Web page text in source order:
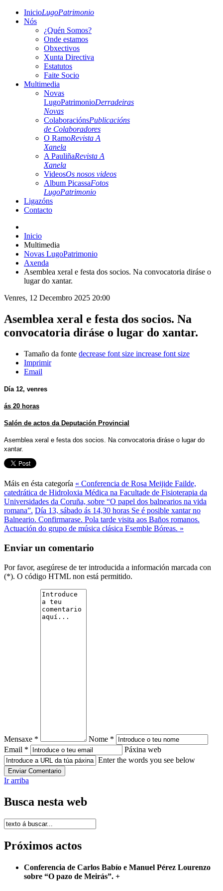
InicioLugoPatrimonio
Nós
¿Quén Somos?
Onde estamos
Obxectivos
Xunta Directiva
Estatutos
Faite Socio
Multimedia
Novas
LugoPatrimonioDerradeiras
Novas
ColaboraciónsPublicacións
de Colaboradores
O RamoRevista A
Xanela
A PauliñaRevista A
Xanela
VideosOs nosos videos
Album PicassaFotos
LugoPatrimonio
Ligazóns
Contacto
Inicio
Multimedia
Novas LugoPatrimonio
Axenda
Asemblea xeral e festa dos socios. Na convocatoria diráse o
lugar do xantar.
Venres, 12 Decembro 2025 20:00
Asemblea xeral e festa dos socios. Na
convocatoria diráse o lugar do xantar.
Tamaño da fonte decrease font size increase font size
Imprimir
Email
Día 12, venres
ás 20 horas
Salón de actos da Deputación Provincial
Asemblea xeral e festa dos socios. Na convocatoria diráse o lugar do
xantar.
Máis en ésta categoría « Conferencia de Rosa Meijide Failde,
catedrática de Hidroloxia Médica na Facultade de Fisioterapia da
Universidades da Coruña, sobre “O papel dos balnearios na vida
romana”. Día 13, sábado ás 14,30 horas Se é posible xantar no
Balneario. Confirmarase. Pola tarde visita aos Baños romanos.
Actuación do grupo de música clásica Esemble Bóreas. »
Enviar un comentario
Por favor, asegúrese de ter introducida a información marcada con
(*). O código HTML non está permitido.
Mensaxe *
Nome *
Email *
Páxina web
Enter the words you see below
Ir arriba
Busca nesta web
Próximos actos
Conferencia de Carlos Babío e Manuel Pérez Lourenzo
sobre “O pazo de Meirás”. +